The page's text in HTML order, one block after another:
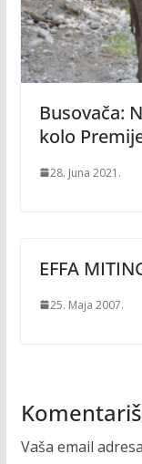
Busovača:
kolo
28. Juna 2021.
EFFA
25. Maja 2007.
Vaša email